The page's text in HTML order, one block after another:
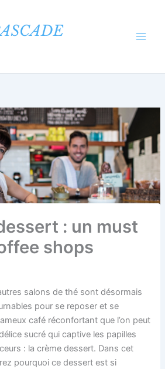
: un must
shops
salons de thé sont désormais
pour se reposer et se
café réconfortant que l’on peut
sucré qui captive les papilles
: la crème dessert. Dans cet
pourquoi ce dessert est si